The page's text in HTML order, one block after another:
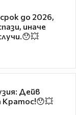
до 2026,
иначе
Дейв
Кратос!😯💥